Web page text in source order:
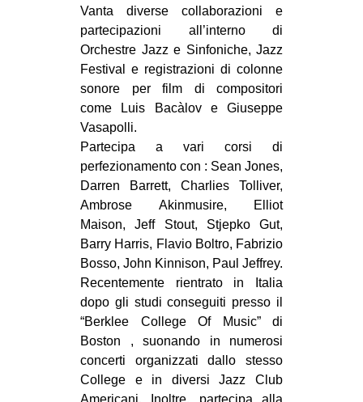
tw
bsky
ms
Vanta diverse collaborazioni e
partecipazioni all’interno di
Orchestre Jazz e Sinfoniche, Jazz
Festival e registrazioni di colonne
sonore per film di compositori
come Luis Bacàlov e Giuseppe
Vasapolli.
Partecipa a vari corsi di
perfezionamento con : Sean Jones,
Darren Barrett, Charlies Tolliver,
Ambrose Akinmusire, Elliot
Maison, Jeff Stout, Stjepko Gut,
Barry Harris, Flavio Boltro, Fabrizio
Bosso, John Kinnison, Paul Jeffrey.
Recentemente rientrato in Italia
dopo gli studi conseguiti presso il
“Berklee College Of Music” di
Boston , suonando in numerosi
concerti organizzati dallo stesso
College e in diversi Jazz Club
Americani. Inoltre, partecipa alla